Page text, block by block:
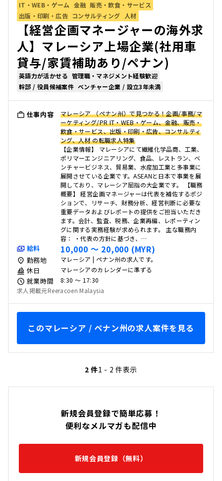
新規会員登録で簡単応募！
便利なメルマガも配信中
新規会員登録（無料）
IT・WEB・ゲーム 金融 販売・飲食・サービス
出版・印刷・広告 コンサルティング 人材
【経営企画マネージャーの海外求
人】マレーシア上場企業(社用車
貸与/家賃補助あり/ペナン)
英語力が活かせる 管理職・マネジメント経験歓迎
幹部 / 役員候補案件 ベンチャー企業 / 設立3年未満
仕事内容
マレーシア （ペナン州）で見つかる！企画/事務/マ
ーケティング/PR IT・WEB・ゲーム、金融、販売・
飲食・サービス、出版・印刷・広告、コンサルティ
ング、人材 の転職求人特集
【企業情報】 マレーシアにて繊維化学品商、工業、
ポリマーエンジニアリング、食品、レストラン、ベ
ンチャービジネス、貿易業、水産加工業と多事業に
展開させている企業です。ASEANと日本で事業を展
開しており、マレーシア屈指の大企業です。 【職務
概要】 経営企画マネージャーは代表を補佐するポジ
ションで、リサーチ、財務分析、経営判断に必要な
重要データおよびレポートの提供をご担当いただき
ます。会計、監査、税務、企業再編、レポーティン
グに関する実務経験が求められます。 主な職務内
容： ・代表の方針に基づき、…
給料 10,000 〜 20,000 (MYR)
勤務地 マレーシア | ペナン州の求人です。
休日 マレーシアのカレンダーに準ずる
就業時間
8:30 〜 17:30
求人掲載元Reeracoen Malaysia
このマレーシア / ペナン州の求人案件を見る
2 件1 - 2 件表示